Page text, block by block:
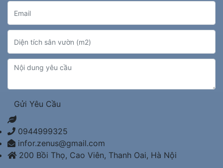
Gửi Yêu Cầu
0944999325
infor.zenus@gmail.com
200 Bồi Thọ, Cao Viên, Thanh Oai, Hà Nội